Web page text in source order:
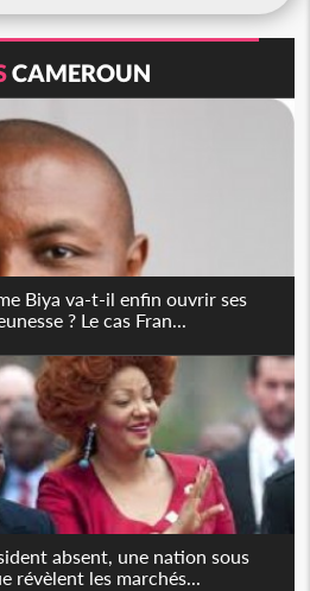
CAMEROUN
Biya va-t-il enfin ouvrir ses
? Le cas Fran...
absent, une nation sous
révèlent les marchés...